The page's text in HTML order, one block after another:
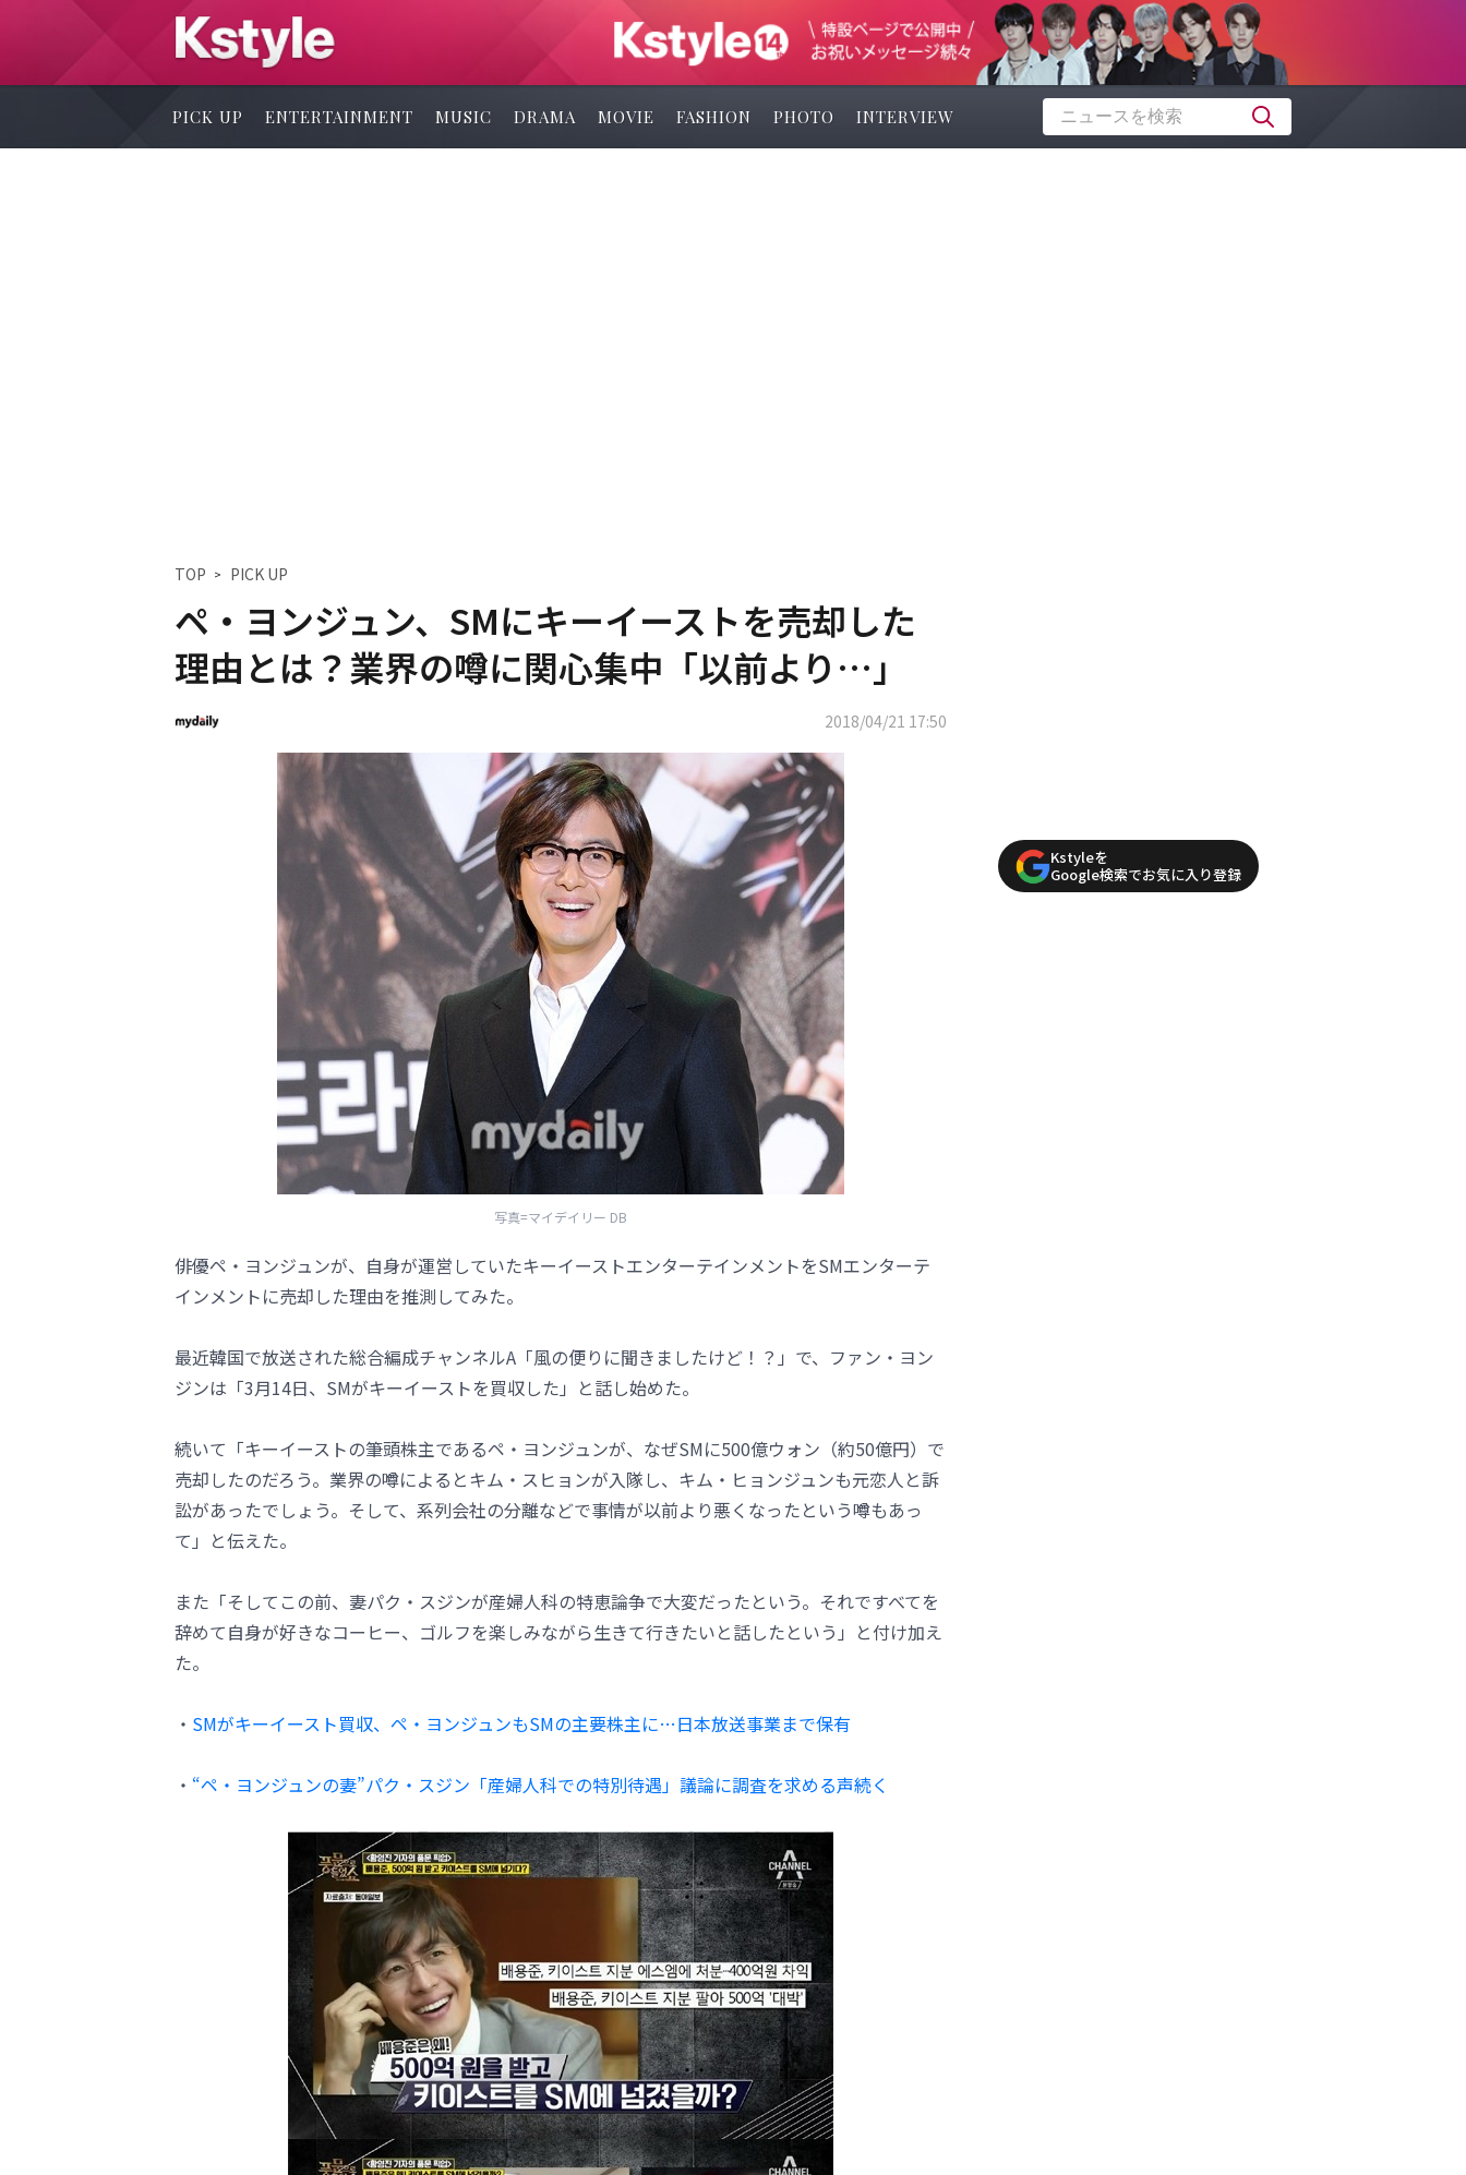
PICK UP ENTERTAINMENT MUSIC DRAMA MOVIE FASHION PHOTO INTERVIEW
TOP PICK UP
ペ・ヨンジュン、SMにキーイーストを売却した
理由とは？業界の噂に関心集中「以前より…」
2018/04/21 17:50
写真=マイデイリー DB
俳優ペ・ヨンジュンが、自身が運営していたキーイーストエンターテインメントをSMエンターテ
インメントに売却した理由を推測してみた。
最近韓国で放送された総合編成チャンネルA「風の便りに聞きましたけど！？」で、ファン・ヨン
ジンは「3月14日、SMがキーイーストを買収した」と話し始めた。
続いて「キーイーストの筆頭株主であるペ・ヨンジュンが、なぜSMに500億ウォン（約50億円）で
売却したのだろう。業界の噂によるとキム・スヒョンが入隊し、キム・ヒョンジュンも元恋人と訴
訟があったでしょう。そして、系列会社の分離などで事情が以前より悪くなったという噂もあっ
て」と伝えた。
また「そしてこの前、妻パク・スジンが産婦人科の特恵論争で大変だったという。それですべてを
辞めて自身が好きなコーヒー、ゴルフを楽しみながら生きて行きたいと話したという」と付け加え
た。
・ SMがキーイースト買収、ペ・ヨンジュンもSMの主要株主に…日本放送事業まで保有
・ “ペ・ヨンジュンの妻”パク・スジン「産婦人科での特別待遇」議論に調査を求める声続く
Kstyleを
Google検索でお気に入り登録